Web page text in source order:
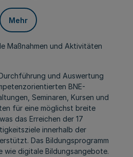
Mehr
Maßnahmen und Aktivitäten
und Auswertung
BNE-
Seminaren, Kursen und
für eine möglichst breite
das Erreichen der 17
innerhalb der
Das Bildungsprogramm
wie digitale Bildungsangebote.